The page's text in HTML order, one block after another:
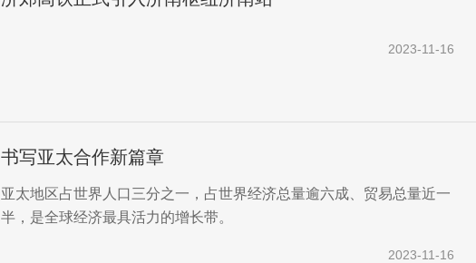
2023-11-16
书写亚太合作新篇章
亚太地区占世界人口三分之一，占世界经济总量逾六成、贸易总量近一
半，是全球经济最具活力的增长带。
2023-11-16